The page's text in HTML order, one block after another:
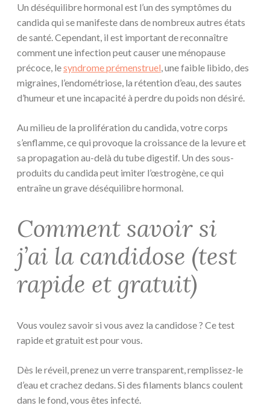
Un déséquilibre hormonal est l’un des symptômes du
candida qui se manifeste dans de nombreux autres états
de santé. Cependant, il est important de reconnaître
comment une infection peut causer une ménopause
précoce, lesyndrome prémenstruel , une faible libido, des
migraines, l’endométriose, la rétention d’eau, des sautes
d’humeur et une incapacité à perdre du poids non désiré.
Au milieu de la prolifération du candida, votre corps
s’enflamme, ce qui provoque la croissance de la levure et
sa propagation au-delà du tube digestif. Un des sous-
produits du candida peut imiter l’œstrogène, ce qui
entraîne un grave déséquilibre hormonal.
Comment savoir si
j’ai la candidose (test
rapide et gratuit)
Vous voulez savoir si vous avez la candidose ? Ce test
rapide et gratuit est pour vous.
Dès le réveil, prenez un verre transparent, remplissez-le
d’eau et crachez dedans. Si des filaments blancs coulent
dans le fond, vous êtes infecté.